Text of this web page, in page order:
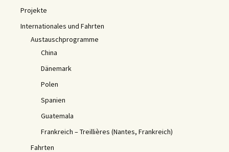
Projekte
Internationales und Fahrten
Austauschprogramme
China
Dänemark
Polen
Spanien
Guatemala
Frankreich – Treillières (Nantes, Frankreich)
Fahrten